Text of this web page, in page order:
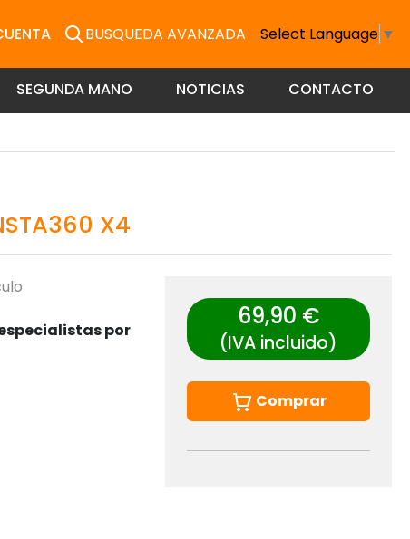
BUSQUEDA AVANZADA Select Language ▼
SEGUNDA MANO NOTICIAS CONTACTO
X4
por
69,90 €
(IVA incluido)
Comprar